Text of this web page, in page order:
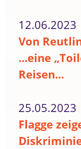
12.06.2023
Von
...eine
Reisen...
25.05.2023
Flagge